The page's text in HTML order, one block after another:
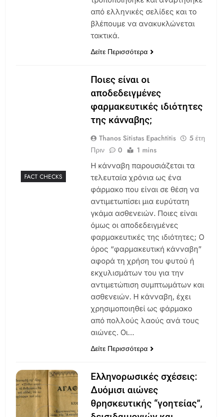
από ελληνικές σελίδες και το
βλέπουμε να ανακυκλώνεται
τακτικά.
Δείτε Περισσότερα
FACT CHECKS
Ποιες είναι οι
αποδεδειγμένες
φαρμακευτικές ιδιότητες
της κάνναβης;
Thanos Sitistas Epachtitis
5 έτη
Πριν
0 1 mins
Η κάνναβη παρουσιάζεται τα
τελευταία χρόνια ως ένα
φάρμακο που είναι σε θέση να
αντιμετωπίσει μια ευρύτατη
γκάμα ασθενειών. Ποιες είναι
όμως οι αποδεδειγμένες
φαρμακευτικές της ιδιότητες; Ο
όρος “φαρμακευτική κάνναβη”
αφορά τη χρήση του φυτού ή
εκχυλισμάτων του για την
αντιμετώπιση συμπτωμάτων και
ασθενειών. Η κάνναβη, έχει
χρησιμοποιηθεί ως φάρμακο
από πολλούς λαούς ανά τους
αιώνες. Οι…
Δείτε Περισσότερα
Ελληνορωσικές σχέσεις:
Δυόμισι αιώνες
θρησκευτικής “γοητείας”,